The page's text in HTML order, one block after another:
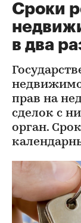
Сроки
в два
прав на
сделок с
орган.